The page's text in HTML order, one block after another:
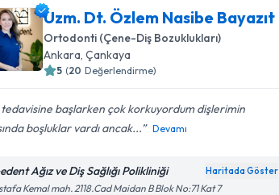
Uzm. Dt. Özlem Nasibe Bayazıt
Ortodonti (Çene-Diş Bozuklukları)
Ankara, Çankaya
5 (20 Değerlendirme)
tedavisine başlarken çok korkuyordum dişlerimin
boşluklar vardı ancak...
Devamı
Ağız ve Diş Sağlığı Polikliniği Haritada Göster
Kemal mah. 2118.Cad Maidan B Blok No:71 Kat 7